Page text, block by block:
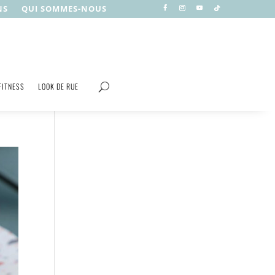
QUI SOMMES-NOUS
LOOK DE RUE